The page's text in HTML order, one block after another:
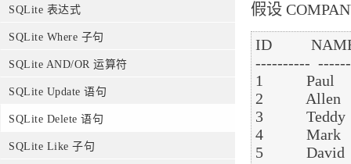
SQLite 表达式
SQLite Where 子句
SQLite AND/OR 运算符
SQLite Update 语句
SQLite Delete 语句
SQLite Like 子句
假设
ID
----------
1           Paul
2           Allen
3
4           Mark
5           David